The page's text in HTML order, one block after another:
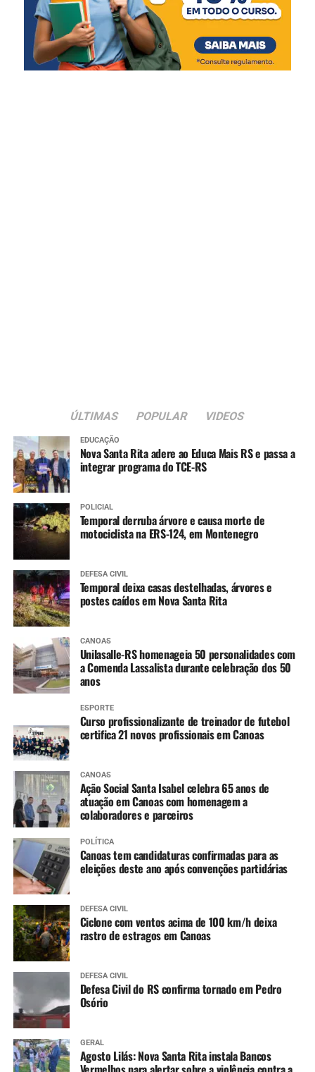
ÚLTIMAS POPULAR VIDEOS
EDUCAÇÃO
Nova Santa Rita adere ao Educa Mais RS e passa a
integrar programa do TCE-RS
POLICIAL
Temporal derruba árvore e causa morte de
motociclista na ERS-124, em Montenegro
DEFESA CIVIL
Temporal deixa casas destelhadas, árvores e
postes caídos em Nova Santa Rita
CANOAS
Unilasalle-RS homenageia 50 personalidades com
a Comenda Lassalista durante celebração dos 50
anos
ESPORTE
Curso profissionalizante de treinador de futebol
certifica 21 novos profissionais em Canoas
CANOAS
Ação Social Santa Isabel celebra 65 anos de
atuação em Canoas com homenagem a
colaboradores e parceiros
POLÍTICA
Canoas tem candidaturas confirmadas para as
eleições deste ano após convenções partidárias
DEFESA CIVIL
Ciclone com ventos acima de 100 km/h deixa
rastro de estragos em Canoas
DEFESA CIVIL
Defesa Civil do RS confirma tornado em Pedro
Osório
GERAL
Agosto Lilás: Nova Santa Rita instala Bancos